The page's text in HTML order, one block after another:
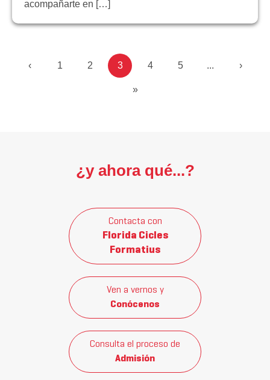
acompañarte en […]
‹ 1 2 3 4 5 ... ›
»
¿y ahora qué...?
Contacta con
Florida Cicles
Formatius
Ven a vernos y
Conócenos
Consulta el proceso de
Admisión